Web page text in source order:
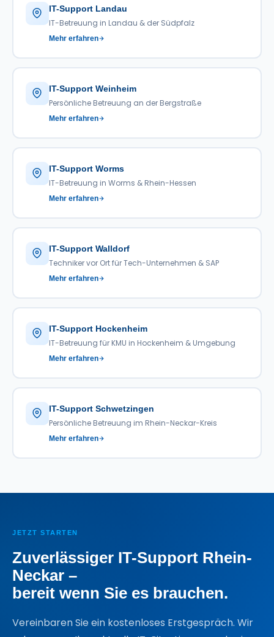
IT-Support Landau
IT-Betreuung in Landau & der Südpfalz
Mehr erfahren
IT-Support Weinheim
Persönliche Betreuung an der Bergstraße
Mehr erfahren
IT-Support Worms
IT-Betreuung in Worms & Rhein-Hessen
Mehr erfahren
IT-Support Walldorf
Techniker vor Ort für Tech-Unternehmen & SAP
Mehr erfahren
IT-Support Hockenheim
IT-Betreuung für KMU in Hockenheim & Umgebung
Mehr erfahren
IT-Support Schwetzingen
Persönliche Betreuung im Rhein-Neckar-Kreis
Mehr erfahren
JETZT STARTEN
Zuverlässiger IT-Support Rhein-
Neckar –
bereit wenn Sie es brauchen.
Vereinbaren Sie ein kostenloses Erstgespräch. Wir